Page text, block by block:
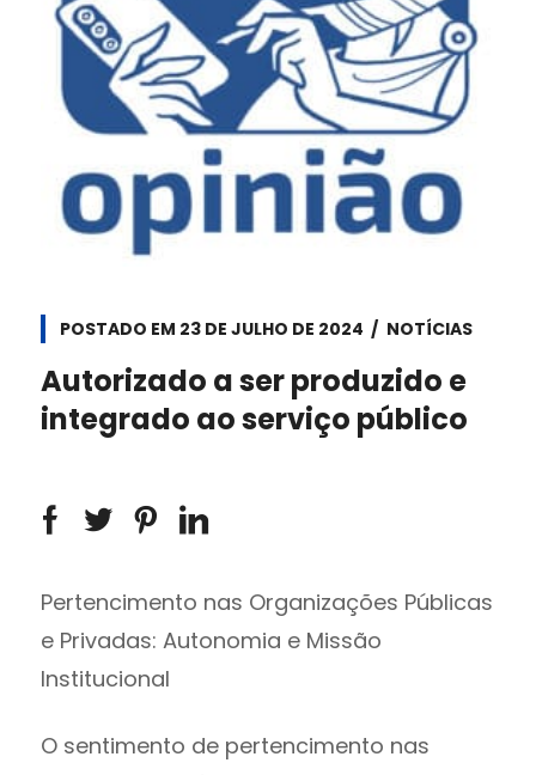
POSTADO EM 23 DE JULHO DE 2024 NOTÍCIAS
Autorizado a ser produzido e
integrado ao serviço público
Pertencimento nas Organizações Públicas
e Privadas: Autonomia e Missão
Institucional
O sentimento de pertencimento nas